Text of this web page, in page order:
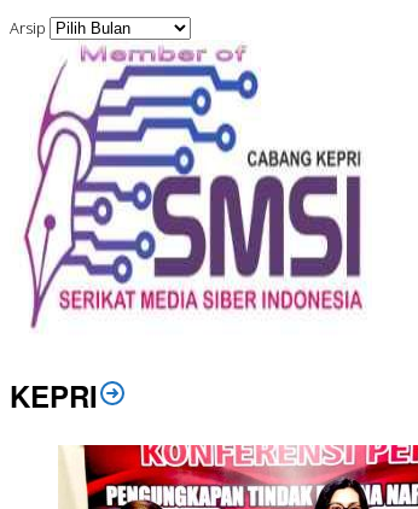
Arsip
KEPRI